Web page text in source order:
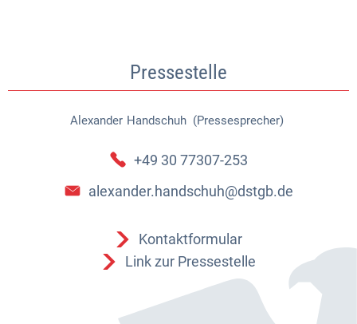
Pressestelle
Alexander Handschuh (Pressesprecher)
Alexander Handschuh
+49 30 77307-253
alexander.handschuh@dstgb.de
Kontaktformular
Link zur Pressestelle